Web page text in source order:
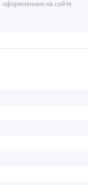
оформленных на сайте